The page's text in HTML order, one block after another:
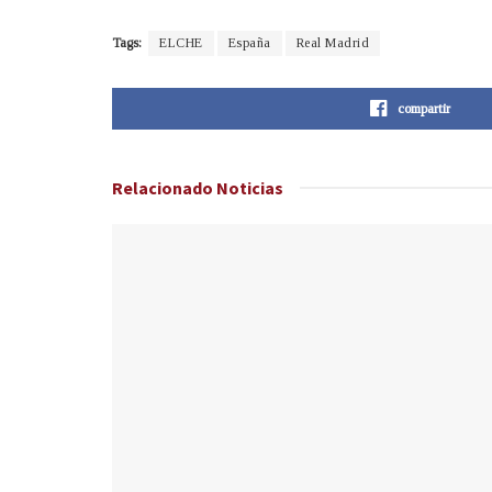
Tags: ELCHE España Real Madrid
compartir
Relacionado Noticias